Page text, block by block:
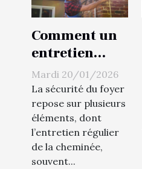
Comment un
entretien
régulier de
cheminée
peut
sauvegarder
votre domicile
?
Mardi 20/01/2026
La sécurité du foyer
repose sur plusieurs
éléments, dont
l’entretien régulier
de la cheminée,
souvent...